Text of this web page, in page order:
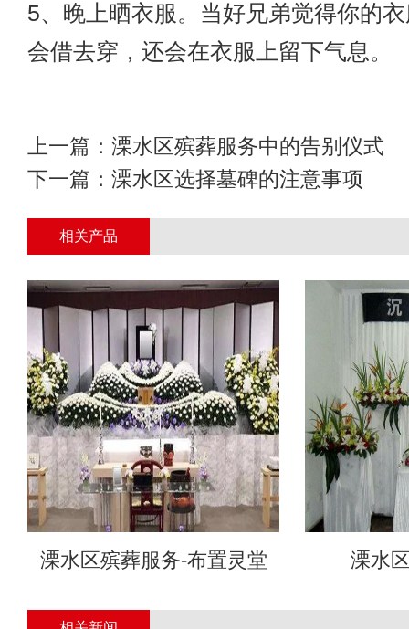
5、晚上晒衣服。当好兄弟觉得你的
会借去穿，还会在衣服上留下气息。
上一篇： 溧水区殡葬服务中的告别仪式
下一篇： 溧水区选择墓碑的注意事项
相关产品
溧水区殡葬服务-布置灵堂 溧水